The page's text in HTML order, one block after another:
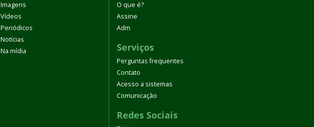
Imagens
Vídeos
Periódicos
Notícias
Na mídia
O que é?
Assine
Adm
Serviços
Perguntas frequentes
Contato
Acesso a sistemas
Comunicação
Redes Sociais